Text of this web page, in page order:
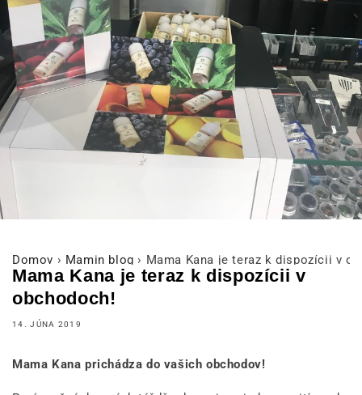
Domov › Mamin blog › Mama Kana je teraz k dispozícii v
Mama Kana je teraz k dispozícii v
obchodoch!
14. JÚNA 2019
Mama Kana prichádza do vašich obchodov!